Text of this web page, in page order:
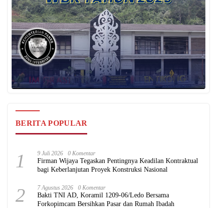
BERITA POPULAR
1 9 Juli 2026 0 Komentar
Firman Wijaya Tegaskan Pentingnya Keadilan Kontraktual
bagi Keberlanjutan Proyek Konstruksi Nasional
2 7 Agustus 2026 0 Komentar
Bakti TNI AD, Koramil 1209-06/Ledo Bersama
Forkopimcam Bersihkan Pasar dan Rumah Ibadah